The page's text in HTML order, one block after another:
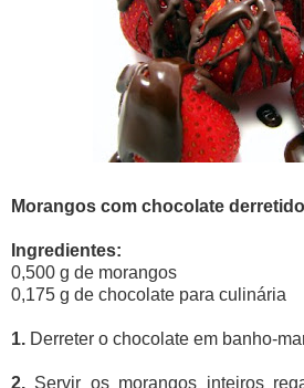
Morangos com chocolate derretido
Ingredientes:
0,500 g de morangos
0,175 g de chocolate para culinária
1. Derreter o chocolate em banho-
2. Servir os morangos inteiros